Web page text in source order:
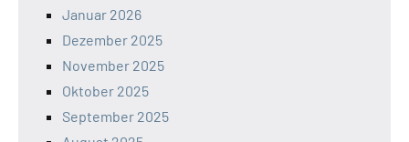
Januar 2026
Dezember 2025
November 2025
Oktober 2025
September 2025